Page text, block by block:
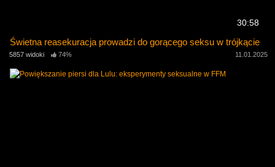
30:58
Świetna reasekuracja prowadzi do gorącego seksu w trójkącie
5857 widoki 74% 11.01.2025